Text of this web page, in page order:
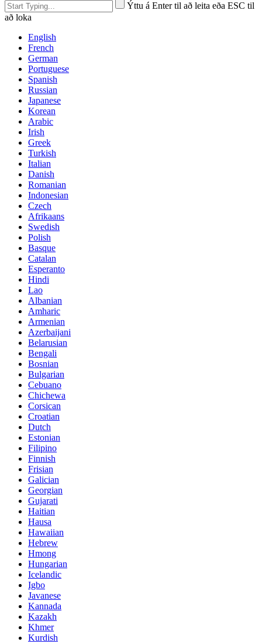
Ýttu á Enter til að leita eða ESC til
að loka
English
French
German
Portuguese
Spanish
Russian
Japanese
Korean
Arabic
Irish
Greek
Turkish
Italian
Danish
Romanian
Indonesian
Czech
Afrikaans
Swedish
Polish
Basque
Catalan
Esperanto
Hindi
Lao
Albanian
Amharic
Armenian
Azerbaijani
Belarusian
Bengali
Bosnian
Bulgarian
Cebuano
Chichewa
Corsican
Croatian
Dutch
Estonian
Filipino
Finnish
Frisian
Galician
Georgian
Gujarati
Haitian
Hausa
Hawaiian
Hebrew
Hmong
Hungarian
Icelandic
Igbo
Javanese
Kannada
Kazakh
Khmer
Kurdish